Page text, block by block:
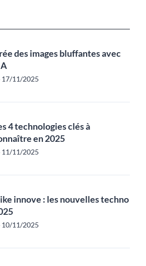
des images bluffantes avec
17/11/2025
4 technologies clés à
en 2025
11/11/2025
innove : les nouvelles techno
10/11/2025